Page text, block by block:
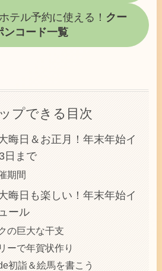
テル予約に使える！ クー
ンコード一覧
プできる目次
晦日＆お正月！年末年始イ
日まで
期間
晦日も楽しい！年末年始イ
ール
の巨大な干支
ーで年賀状作り
初詣＆絵馬を書こう